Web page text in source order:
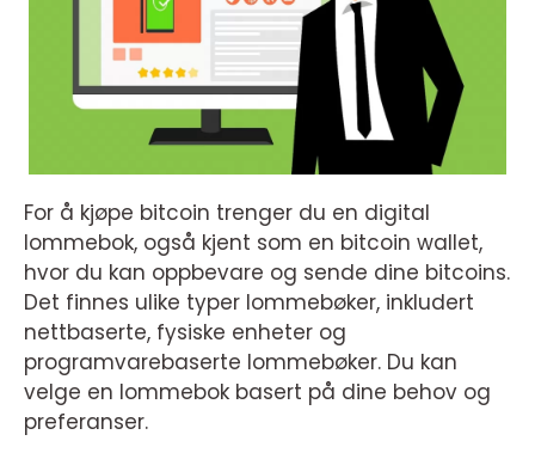
For å kjøpe bitcoin trenger du en digital
lommebok, også kjent som en bitcoin wallet,
hvor du kan oppbevare og sende dine bitcoins.
Det finnes ulike typer lommebøker, inkludert
nettbaserte, fysiske enheter og
programvarebaserte lommebøker. Du kan
velge en lommebok basert på dine behov og
preferanser.